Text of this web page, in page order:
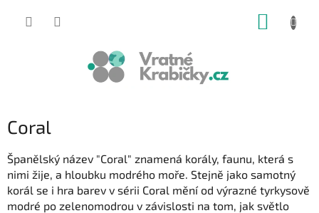
Coral
Španělský název "Coral" znamená korály, faunu, která s
nimi žije, a hloubku modrého moře. Stejně jako samotný
korál se i hra barev v sérii Coral mění od výrazné tyrkysově
modré po zelenomodrou v závislosti na tom, jak světlo